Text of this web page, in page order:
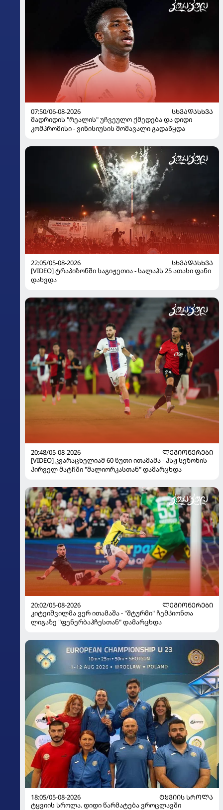
07:50/06-08-2026
ᲡᲮᲕᲐᲓᲐᲡᲮᲕᲐ
მადრიდის "რეალის" უჩვეულო ქმედება და დიდი
კომპრომისი - ვინისიუსის მომავალი გადაწყდა
22:05/05-08-2026
ᲡᲮᲕᲐᲓᲐᲡᲮᲕᲐ
[VIDEO] ტრაპიზონში საგიჟეთია - სალაჰს 25 ათასი ფანი
დახვდა
20:48/05-08-2026
ᲚᲔᲒᲘᲝᲜᲔᲠᲔᲑᲘ
[VIDEO] კვარაცხელიამ 60 წუთი ითამაშა - პსჟ სეზონის
პირველ მატჩში "მალიორკასთან" დამარცხდა
20:02/05-08-2026
ᲚᲔᲒᲘᲝᲜᲔᲠᲔᲑᲘ
კიტეიშვილმა ვერ ითამაშა - "შტურმი" ჩემპიონთა
ლიგაზე "ფენერბაჰჩესთან" დამარცხდა
18:05/05-08-2026
ᲢᲧᲕᲘᲘᲡ ᲡᲠᲝᲚᲐ
ტყვიის სროლა. დიდი წარმატება ვროცლავში